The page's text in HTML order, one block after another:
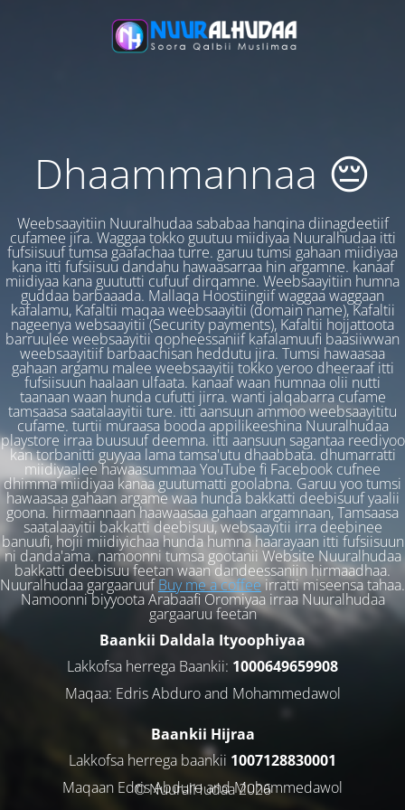
Dhaammannaa 😔
Weebsaayitiin Nuuralhudaa sababaa hanqina diinagdeetiif
cufamee jira. Waggaa tokko guutuu miidiyaa Nuuralhudaa itti
fufsiisuuf tumsa gaafachaa turre. garuu tumsi gahaan miidiyaa
kana itti fufsiisuu dandahu hawaasarraa hin argamne. kanaaf
miidiyaa kana guututti cufuuf dirqamne. Weebsaayitiin humna
guddaa barbaaada. Mallaqa Hoostiingiif waggaa waggaan
kafalamu, Kafaltii maqaa weebsaayitii (domain name), Kafaltii
nageenya websaayitii (Security payments), Kafaltii hojjattoota
barruulee weebsaayitii qopheessaniif kafalamuufi baasiiwwan
weebsaayitiif barbaachisan heddutu jira. Tumsi hawaasaa
gahaan argamu malee weebsaayitii tokko yeroo dheeraaf itti
fufsiisuun haalaan ulfaata. kanaaf waan humnaa olii nutti
taanaan waan hunda cufutti jirra. wanti jalqabarra cufame
tamsaasa saatalaayitii ture. itti aansuun ammoo weebsaayititu
cufame. turtii muraasa booda appilikeeshina Nuuralhudaa
playstore irraa buusuuf deemna. itti aansuun sagantaa reediyoo
kan torbanitti guyyaa lama tamsa'utu dhaabbata. dhumarratti
miidiyaalee hawaasummaa YouTube fi Facebook cufnee
dhimma miidiyaa kanaa guutumatti goolabna. Garuu yoo tumsi
hawaasaa gahaan argame waa hunda bakkatti deebisuuf yaalii
goona. hirmaannaan haawaasaa gahaan argamnaan, Tamsaasa
saatalaayitii bakkatti deebisuu, websaayitii irra deebinee
banuufi, hojii miidiyichaa hunda humna haarayaan itti fufsiisuun
ni danda'ama. namoonni tumsa gootanii Website Nuuralhudaa
bakkatti deebisuu feetan waan dandeessaniin hirmaadhaa.
Nuuralhudaa gargaaruufBuy me a coffeeirratti miseensa tahaa.
Namoonni biyyoota Arabaafi Oromiyaa irraa Nuuralhudaa
gargaaruu feetan
Baankii Daldala Ityoophiyaa
Lakkofsa herrega Baankii: 1000649659908
Maqaa: Edris Abduro and Mohammedawol
Baankii Hijraa
Lakkofsa herrega baankii 1007128830001
Maqaan Edris Abduro and Muhammedawol
© NuuralHudaa 2026